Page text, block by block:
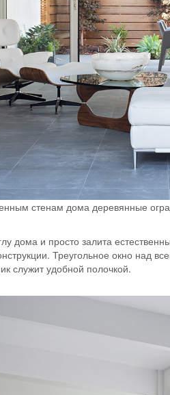
стенам дома деревянные
дома и просто залита
Треугольное окно над
служит удобной полочкой.